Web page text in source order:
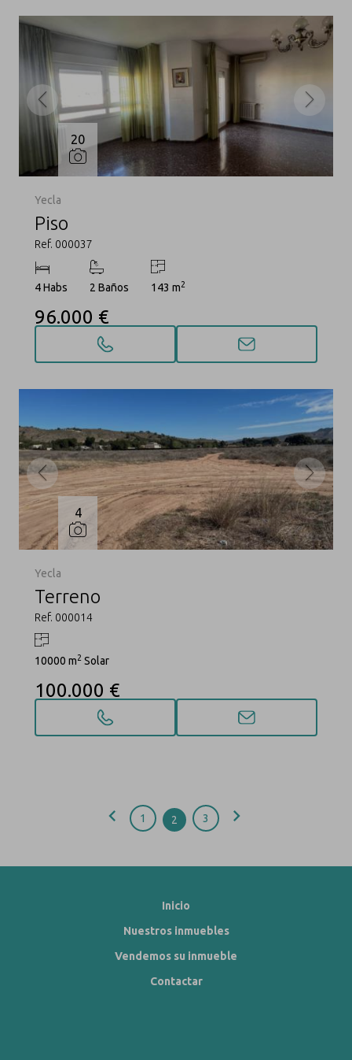
20
Yecla
Piso
Ref. 000037
4 Habs 2 Baños 143 m2
96.000 €
4
Yecla
Terreno
Ref. 000014
10000 m2 Solar
100.000 €
chevron_left 1 2 3 chevron_right
Inicio
Nuestros inmuebles
Vendemos su inmueble
Contactar